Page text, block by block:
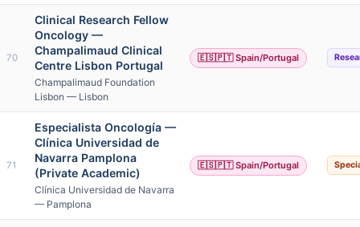
70
Clinical Research Fellow
Oncology —
Champalimaud Clinical
Centre Lisbon Portugal
Champalimaud Foundation
Lisbon — Lisbon
🇪🇸🇵🇹 Spain/Portugal
71
Especialista Oncología —
Clínica Universidad de
Navarra Pamplona
(Private Academic)
Clínica Universidad de Navarra
— Pamplona
🇪🇸🇵🇹 Spain/Portugal